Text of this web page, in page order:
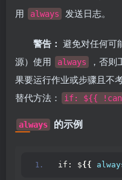
用
always 发送日志。
警告： 避免对任何可
源）使用
always
，否
果要运行作业或步骤且不
替代方法：
if: ${{
always 的示例
if: ${{